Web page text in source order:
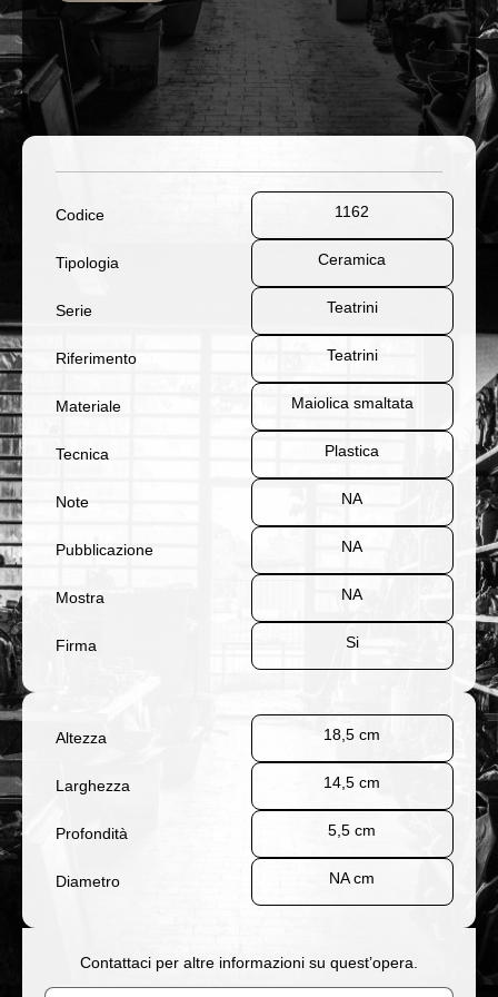
Codice 1162
Tipologia Ceramica
Serie Teatrini
Riferimento Teatrini
Materiale Maiolica smaltata
Tecnica Plastica
Note NA
Pubblicazione NA
Mostra NA
Firma Si
Altezza 18,5 cm
Larghezza 14,5 cm
Profondità 5,5 cm
Diametro NA cm
Contattaci per altre informazioni su quest’opera.